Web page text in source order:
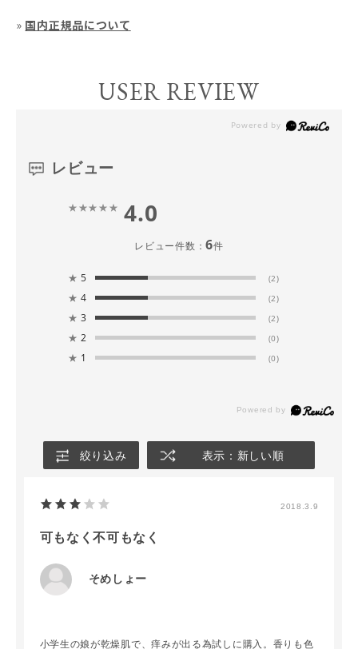
» 国内正規品について
USER REVIEW
レビュー
4.0
レビュー件数：6件
★ 5 (2)
★ 4 (2)
★ 3 (2)
★ 2 (0)
★ 1 (0)
絞り込み 表示：新しい順
2018.3.9
可もなく不可もなく
そめしょー
小学生の娘が乾燥肌で、痒みが出る為試しに購入。香りも色